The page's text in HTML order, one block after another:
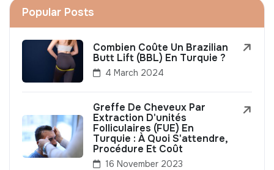
Popular Posts
Combien Coûte Un Brazilian
Butt Lift (BBL) En Turquie ?
4 March 2024
Greffe De Cheveux Par
Extraction D'unités
Folliculaires (FUE) En
Turquie : À Quoi S'attendre,
Procédure Et Coût
16 November 2023